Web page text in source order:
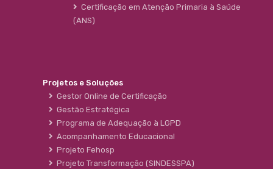
Certificação em Atenção Primaria à Saúde
(ANS)
Projetos e Soluções
Gestor Online de Certificação
Gestão Estratégica
Programa de Adequação à LGPD
Acompanhamento Educacional
Projeto Fehosp
Projeto Transformação (SINDESSPA)